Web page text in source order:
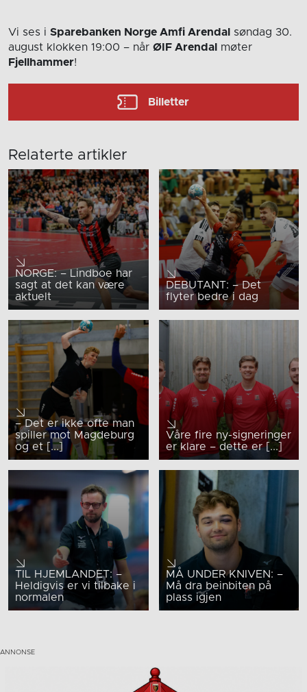
Vi ses i Sparebanken Norge Amfi Arendal
søndag 30.
august klokken 19:00 – når ØIF Arendal
møter
Fjellhammer!
Billetter
Relaterte artikler
NORGE: – Lindboe har
sagt at det kan være
aktuelt
DEBUTANT: – Det
flyter bedre i dag
– Det er ikke ofte man
spiller mot Magdeburg
og et [...]
Våre fire ny-signeringer
er klare – dette er [...]
TIL HJEMLANDET: –
Heldigvis er vi tilbake i
normalen
MÅ UNDER KNIVEN: –
Må dra beinbiten på
plass igjen